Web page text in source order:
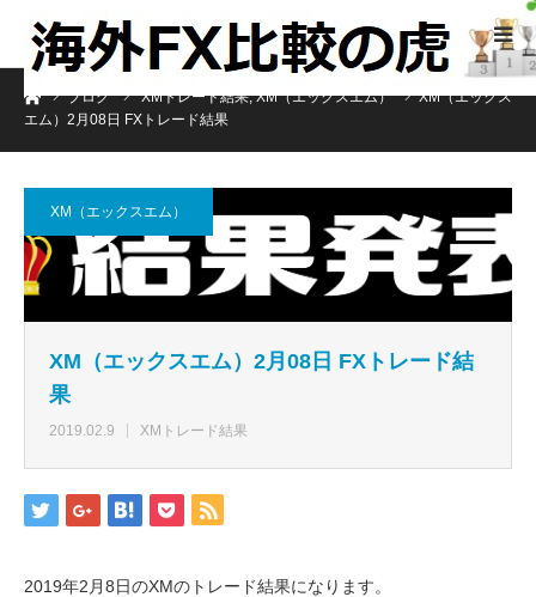
ホームブログ XMトレード結果, XM（エックスエム）
XM（エックス
エム）2月08日 FXトレード結果
XM（エックスエム）
XM（エックスエム）2月08日 FXトレード結
果
2019.02.9 XMトレード結果
2019年2月8日のXMのトレード結果になります。